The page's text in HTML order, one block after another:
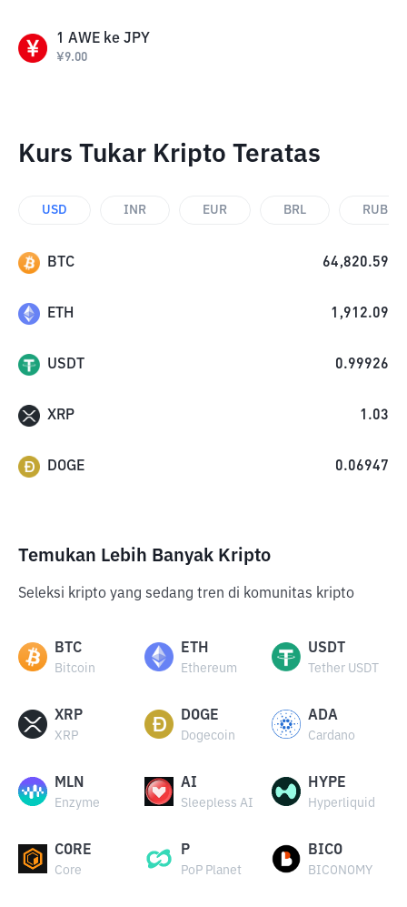
1 AWE ke JPY
¥9.00
Kurs Tukar Kripto Teratas
USD INR EUR BRL RUB
BTC 64,820.59
ETH 1,912.09
USDT 0.99926
XRP 1.03
DOGE 0.06947
Temukan Lebih Banyak Kripto
Seleksi kripto yang sedang tren di komunitas kripto
BTC
Bitcoin
ETH
Ethereum
USDT
Tether USDT
XRP
XRP
DOGE
Dogecoin
ADA
Cardano
MLN
Enzyme
AI
Sleepless AI
HYPE
Hyperliquid
CORE
Core
P
PoP Planet
BICO
BICONOMY